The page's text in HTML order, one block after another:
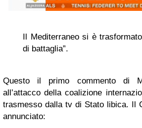
Il Mediterraneo si è
di battaglia”.
Questo il primo commento di
all’attacco della coalizione
trasmesso dalla tv di Stato libica. Il
annunciato: